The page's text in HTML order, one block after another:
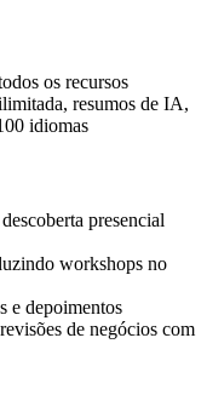
os recursos
resumos de IA,
idiomas
presencial
workshops no
e depoimentos
de negócios com